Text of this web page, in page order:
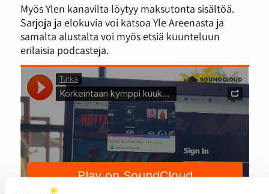
Myös Ylen kanavilta löytyy maksutonta sisältöä.
Sarjoja ja elokuvia voi katsoa Yle Areenasta ja
samalta alustalta voi myös etsiä kuunteluun
erilaisia podcasteja.